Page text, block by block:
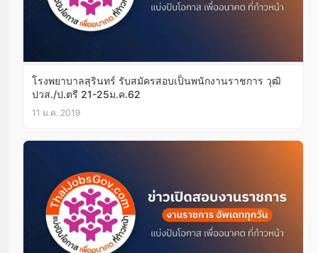
โรงพยาบาลสุรินทร์ รับสมัครสอบเป็นพนักงานราชการ วุฒิ
ปวส./ป.ตรี 21-25ม.ค.62
11 ม.ค. 2019